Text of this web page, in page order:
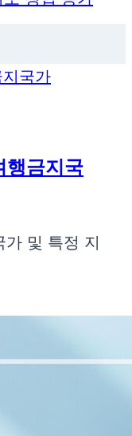
금지국
가 및 특정 지